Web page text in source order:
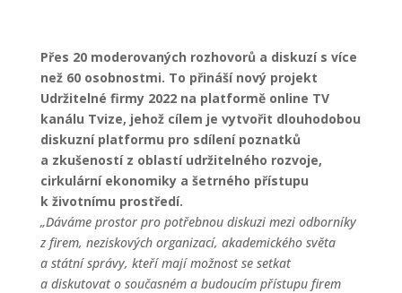
Přes 20 moderovaných rozhovorů a diskuzí s více
než 60 osobnostmi. To přináší nový projekt
Udržitelné firmy 2022 na platformě online TV
kanálu Tvize, jehož cílem je vytvořit dlouhodobou
diskuzní platformu pro sdílení poznatků
a zkušeností z oblastí udržitelného rozvoje,
cirkulární ekonomiky a šetrného přístupu
k životnímu prostředí.
„Dáváme prostor pro potřebnou diskuzi mezi odborníky
z firem, neziskových organizací, akademického světa
a státní správy, kteří mají možnost se setkat
a diskutovat o současném a budoucím přístupu firem